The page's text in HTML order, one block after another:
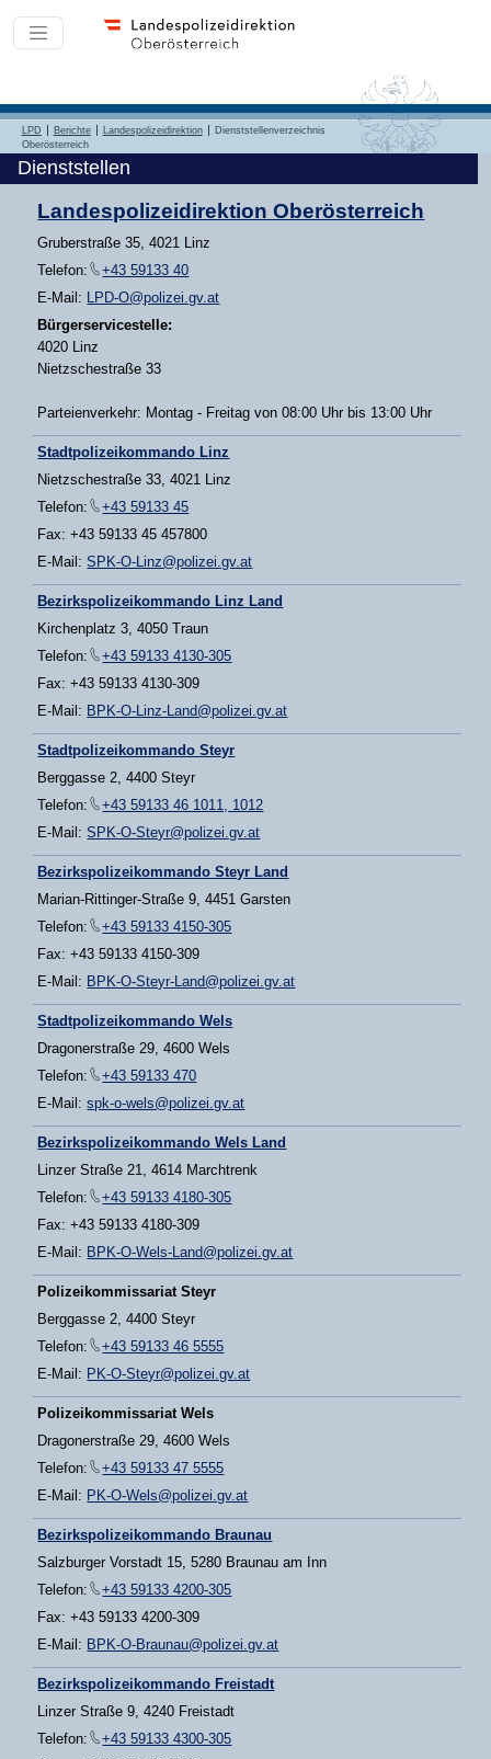
LPD Berichte Landespolizeidirektion
Dienststellenverzeichnis
Oberösterreich
Dienststellen
Landespolizeidirektion Oberösterreich
Gruberstraße 35, 4021 Linz
Telefon:
+43 59133 40
E-Mail: LPD-O@polizei.gv.at
Bürgerservicestelle:
4020 Linz
Nietzschestraße 33
Parteienverkehr: Montag - Freitag von 08:00 Uhr bis 13:00 Uhr
Stadtpolizeikommando Linz
Nietzschestraße 33, 4021 Linz
Telefon:
+43 59133 45
Fax: +43 59133 45 457800
E-Mail:SPK-O-Linz@polizei.gv.at
Bezirkspolizeikommando Linz Land
Kirchenplatz 3, 4050 Traun
Telefon:
+43 59133 4130-305
Fax: +43 59133 4130-309
E-Mail: BPK-O-Linz-Land@polizei.gv.at
Stadtpolizeikommando Steyr
Berggasse 2, 4400 Steyr
Telefon:
+43 59133 46 1011, 1012
E-Mail:SPK-O-Steyr@polizei.gv.at
Bezirkspolizeikommando Steyr Land
Marian-Rittinger-Straße 9, 4451 Garsten
Telefon:
+43 59133 4150-305
Fax: +43 59133 4150-309
E-Mail: BPK-O-Steyr-Land@polizei.gv.at
Stadtpolizeikommando Wels
Dragonerstraße 29, 4600 Wels
Telefon:
+43 59133 470
E-Mail:spk-o-wels@polizei.gv.at
Bezirkspolizeikommando Wels Land
Linzer Straße 21, 4614 Marchtrenk
Telefon:
+43 59133 4180-305
Fax: +43 59133 4180-309
E-Mail: BPK-O-Wels-Land@polizei.gv.at
Polizeikommissariat Steyr
Berggasse 2, 4400 Steyr
Telefon:
+43 59133 46 5555
E-Mail: PK-O-Steyr@polizei.gv.at
Polizeikommissariat Wels
Dragonerstraße 29, 4600 Wels
Telefon:
+43 59133 47 5555
E-Mail: PK-O-Wels@polizei.gv.at
Bezirkspolizeikommando Braunau
Salzburger Vorstadt 15, 5280 Braunau am Inn
Telefon:
+43 59133 4200-305
Fax: +43 59133 4200-309
E-Mail: BPK-O-Braunau@polizei.gv.at
Bezirkspolizeikommando Freistadt
Linzer Straße 9, 4240 Freistadt
Telefon:
+43 59133 4300-305